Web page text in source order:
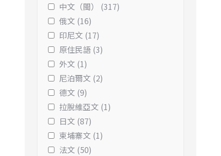
中文（閩） (317)
俄文 (16)
印尼文 (17)
原住民語 (3)
外文 (1)
尼泊爾文 (2)
德文 (9)
拉脫維亞文 (1)
日文 (87)
柬埔寨文 (1)
法文 (50)